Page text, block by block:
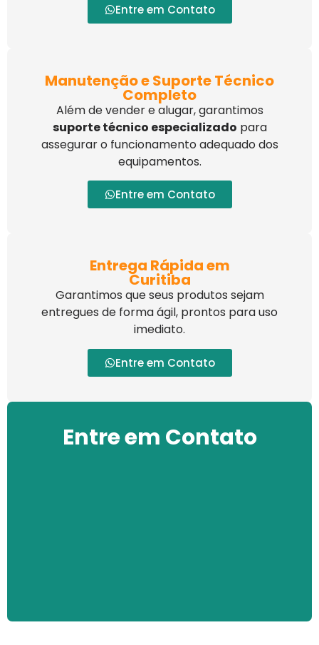
Entre em Contato
Manutenção e Suporte Técnico
Completo
Além de vender e alugar, garantimos
suporte técnico especializado para
assegurar o funcionamento adequado dos
equipamentos.
Entre em Contato
Entrega Rápida em
Curitiba
Garantimos que seus produtos sejam
entregues de forma ágil, prontos para uso
imediato.
Entre em Contato
Entre em Contato